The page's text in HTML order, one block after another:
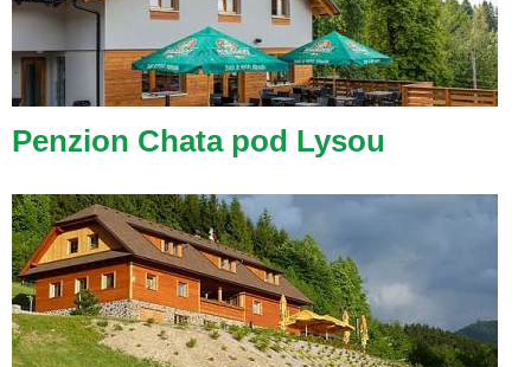
Penzion Chata pod Lysou